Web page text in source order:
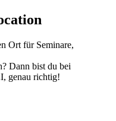
Ort für Seminare,
Dann bist du bei
genau richtig!